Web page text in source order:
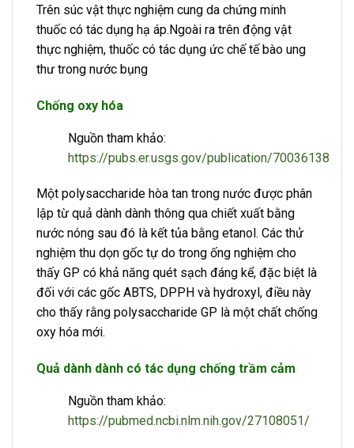
Trên súc vật thực nghiệm cung da chứng minh
thuốc có tác dụng hạ áp.Ngoài ra trên động vật
thực nghiệm, thuốc có tác dụng ức chế tế bào ung
thư trong nước bụng
Chống oxy hóa
Nguồn tham khảo:
https://pubs.er.usgs.gov/publication/70036138
Một polysaccharide hòa tan trong nước được phân
lập từ quả dành dành thông qua chiết xuất bằng
nước nóng sau đó là kết tủa bằng etanol. Các thử
nghiệm thu dọn gốc tự do trong ống nghiệm cho
thấy GP có khả năng quét sạch đáng kể, đặc biệt là
đối với các gốc ABTS, DPPH và hydroxyl, điều này
cho thấy rằng polysaccharide GP là một chất chống
oxy hóa mới.
Quả dành dành có tác dụng chống trầm cảm
Nguồn tham khảo:
https://pubmed.ncbi.nlm.nih.gov/27108051/